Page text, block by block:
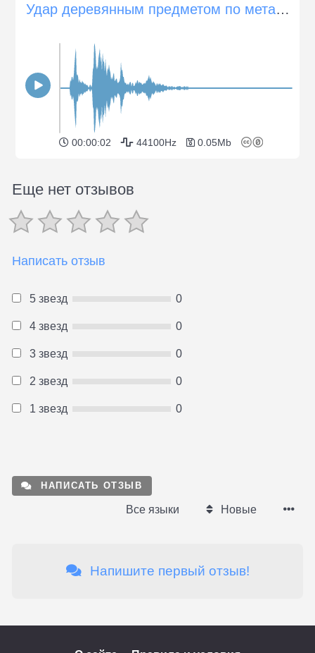
Удар деревянным предметом по металлу
00:00:02 44100Hz 0.05Mb
Еще нет отзывов
Написать отзыв
5 звезд 0
4 звезд 0
3 звезд 0
2 звезд 0
1 звезд 0
НАПИСАТЬ ОТЗЫВ
Все языки Новые
Напишите первый отзыв!